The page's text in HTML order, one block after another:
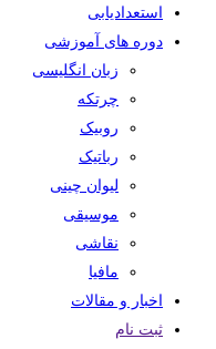
استعدادیابی
دوره های آموزشی
زبان انگلیسی
چرتکه
روبیک
رباتیک
لیوان چینی
موسیقی
نقاشی
مافیا
اخبار و مقالات
ثبت نام